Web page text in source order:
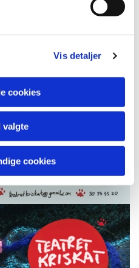
Vis detaljer
cookies
valgte
cookies